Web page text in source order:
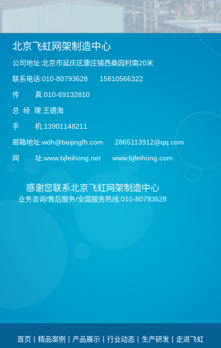
北京飞虹网架制造中心
公司地址:北京市延庆区康庄镇西桑园村南20米
联系电话:010-80793628 15810566322
传 真:010-69132810
总 经 理:王德海
手 机:13901148211
邮箱地址:wdh@beijingfh.com 2865113912@qq.com
网 址:www.bjfeihong.net www.bjfeihong.com
感谢您联系北京飞虹网架制造中心
业务咨询/售后服务/全国服务热线:010-80793628
首页 | 精品案例 | 产品展示 | 行业动态 | 生产研发 | 走进飞虹